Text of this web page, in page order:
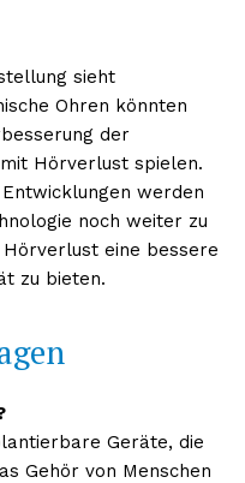
sieht
Ohren könnten
der
Hörverlust spielen.
werden
noch weiter zu
eine bessere
zu bieten.
Geräte, die
Gehör von Menschen